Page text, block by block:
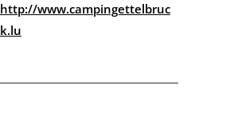
http://www.campingettelbruc
k.lu